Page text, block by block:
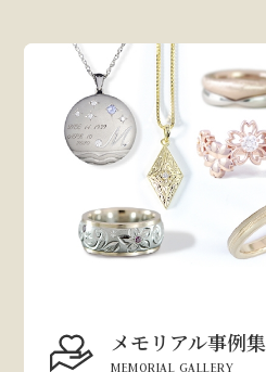
メモリアル事例集
MEMORIAL GALLERY